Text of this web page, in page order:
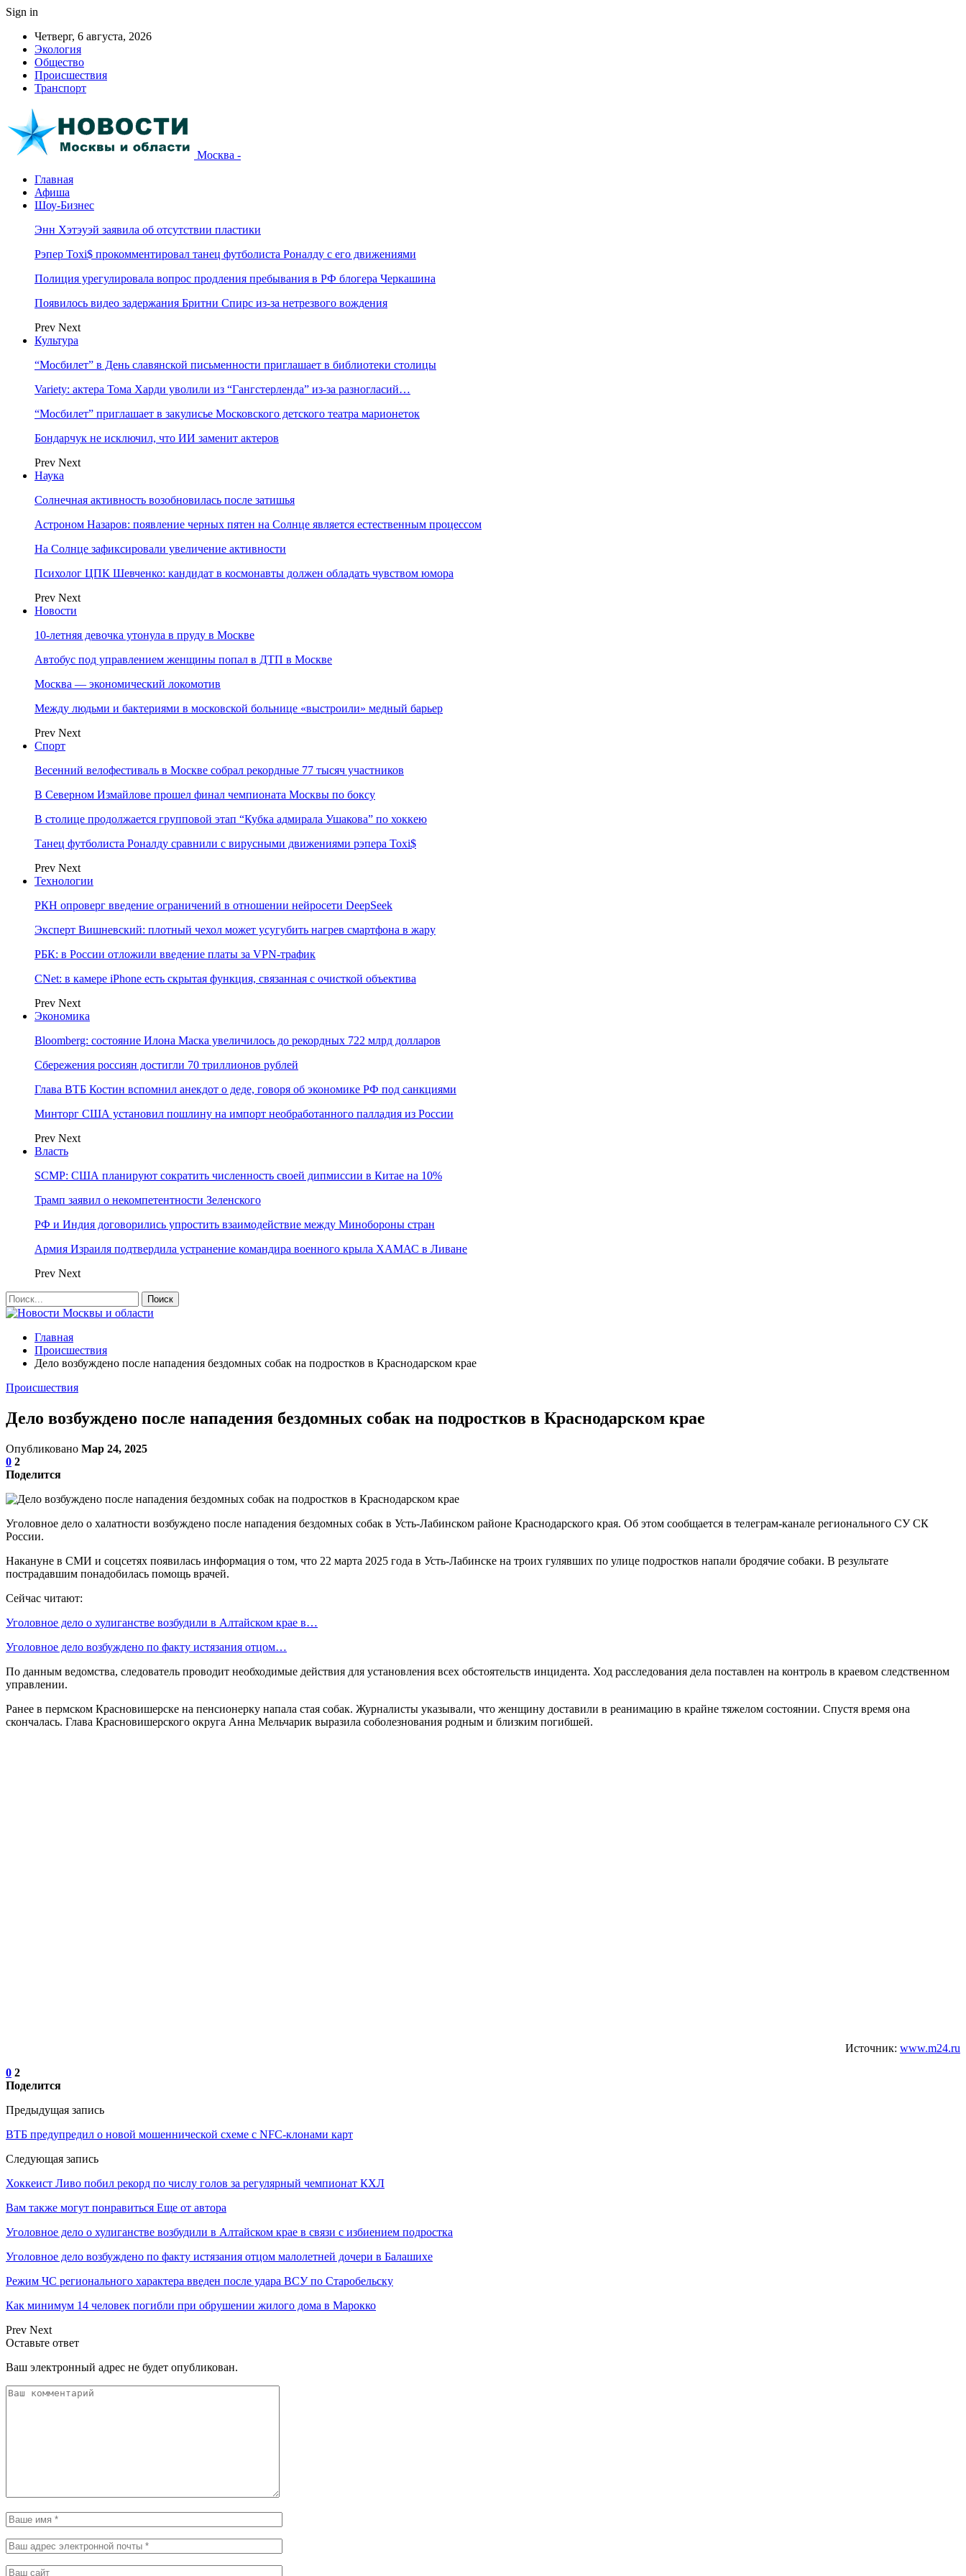
Sign in
Четверг, 6 августа, 2026
Экология
Общество
Происшествия
Транспорт
Москва -
Главная
Афиша
Шоу-Бизнес
Энн Хэтэуэй заявила об отсутствии пластики
Рэпер Toxi$ прокомментировал танец футболиста Роналду с его движениями
Полиция урегулировала вопрос продления пребывания в РФ блогера Черкашина
Появилось видео задержания Бритни Спирс из-за нетрезвого вождения
Prev Next
Культура
“Мосбилет” в День славянской письменности приглашает в библиотеки столицы
Variety: актера Тома Харди уволили из “Гангстерленда” из-за разногласий…
“Мосбилет” приглашает в закулисье Московского детского театра марионеток
Бондарчук не исключил, что ИИ заменит актеров
Prev Next
Наука
Солнечная активность возобновилась после затишья
Астроном Назаров: появление черных пятен на Солнце является естественным процессом
На Солнце зафиксировали увеличение активности
Психолог ЦПК Шевченко: кандидат в космонавты должен обладать чувством юмора
Prev Next
Новости
10-летняя девочка утонула в пруду в Москве
Автобус под управлением женщины попал в ДТП в Москве
Москва — экономический локомотив
Между людьми и бактериями в московской больнице «выстроили» медный барьер
Prev Next
Спорт
Весенний велофестиваль в Москве собрал рекордные 77 тысяч участников
В Северном Измайлове прошел финал чемпионата Москвы по боксу
В столице продолжается групповой этап “Кубка адмирала Ушакова” по хоккею
Танец футболиста Роналду сравнили с вирусными движениями рэпера Toxi$
Prev Next
Технологии
РКН опроверг введение ограничений в отношении нейросети DeepSeek
Эксперт Вишневский: плотный чехол может усугубить нагрев смартфона в жару
РБК: в России отложили введение платы за VPN-трафик
CNet: в камере iPhone есть скрытая функция, связанная с очисткой объектива
Prev Next
Экономика
Bloomberg: состояние Илона Маска увеличилось до рекордных 722 млрд долларов
Сбережения россиян достигли 70 триллионов рублей
Глава ВТБ Костин вспомнил анекдот о деде, говоря об экономике РФ под санкциями
Минторг США установил пошлину на импорт необработанного палладия из России
Prev Next
Власть
SCMP: США планируют сократить численность своей дипмиссии в Китае на 10%
Трамп заявил о некомпетентности Зеленского
РФ и Индия договорились упростить взаимодействие между Минобороны стран
Армия Израиля подтвердила устранение командира военного крыла ХАМАС в Ливане
Prev Next
Главная
Происшествия
Дело возбуждено после нападения бездомных собак на подростков в Краснодарском крае
Происшествия
Дело возбуждено после нападения бездомных собак на подростков в Краснодарском крае
Опубликовано Мар 24, 2025
0 2
Поделится
Уголовное дело о халатности возбуждено после нападения бездомных собак в Усть-Лабинском районе Краснодарского края. Об этом сообщается в телеграм-канале регионального СУ СК
России.
Накануне в СМИ и соцсетях появилась информация о том, что 22 марта 2025 года в Усть-Лабинске на троих гулявших по улице подростков напали бродячие собаки. В результате
пострадавшим понадобилась помощь врачей.
Сейчас читают:
Уголовное дело о хулиганстве возбудили в Алтайском крае в…
Уголовное дело возбуждено по факту истязания отцом…
По данным ведомства, следователь проводит необходимые действия для установления всех обстоятельств инцидента. Ход расследования дела поставлен на контроль в краевом следственном
управлении.
Ранее в пермском Красновишерске на пенсионерку напала стая собак. Журналисты указывали, что женщину доставили в реанимацию в крайне тяжелом состоянии. Спустя время она
скончалась. Глава Красновишерского округа Анна Мельчарик выразила соболезнования родным и близким погибшей.
Источник: www.m24.ru
0 2
Поделится
Предыдущая запись
ВТБ предупредил о новой мошеннической схеме с NFC-клонами карт
Следующая запись
Хоккеист Ливо побил рекорд по числу голов за регулярный чемпионат КХЛ
Вам также могут понравиться Еще от автора
Уголовное дело о хулиганстве возбудили в Алтайском крае в связи с избиением подростка
Уголовное дело возбуждено по факту истязания отцом малолетней дочери в Балашихе
Режим ЧС регионального характера введен после удара ВСУ по Старобельску
Как минимум 14 человек погибли при обрушении жилого дома в Марокко
Prev Next
Оставьте ответ
Ваш электронный адрес не будет опубликован.